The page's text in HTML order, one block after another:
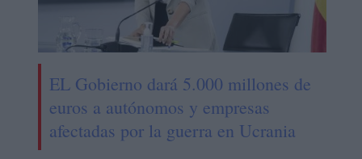
EL Gobierno dará 5.000 millones de
euros a autónomos y empresas
afectadas por la guerra en Ucrania